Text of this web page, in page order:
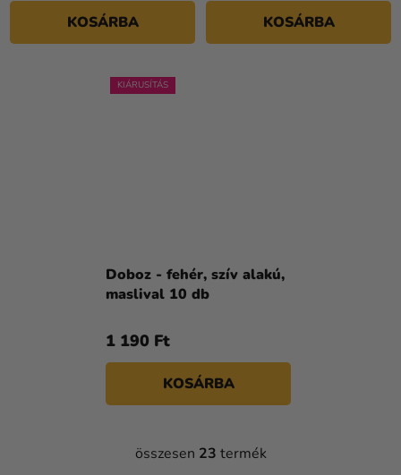
KOSÁRBA KOSÁRBA
KIÁRUSÍTÁS
Doboz - fehér, szív alakú,
maslival 10 db
1 190 Ft
KOSÁRBA
L
összesen 23 termék